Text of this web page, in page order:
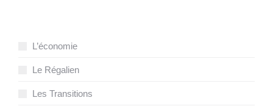
L’économie
Le Régalien
Les Transitions